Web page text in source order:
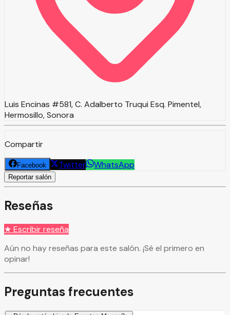
Luis Encinas #581, C. Adalberto Truqui Esq. Pimentel,
Hermosillo, Sonora
Compartir
Facebook Twitter WhatsApp
Reportar salón
Reseñas
★ Escribir reseña
Aún no hay reseñas para este salón. ¡Sé el primero en
opinar!
Preguntas frecuentes